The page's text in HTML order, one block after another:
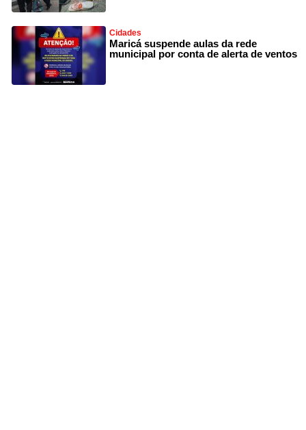
Cidades
Maricá suspende aulas da rede
municipal por conta de alerta de ventos